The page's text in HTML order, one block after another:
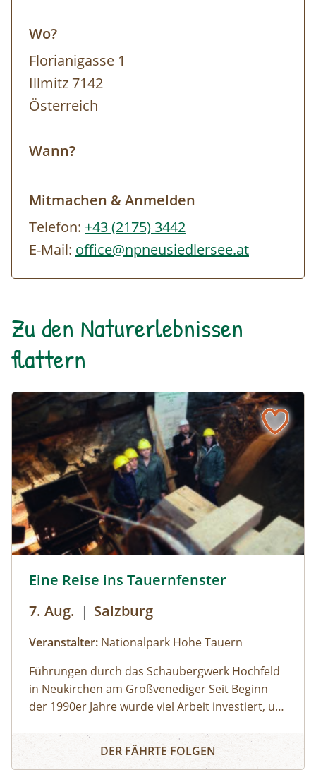
weiten Wegen sind sie Weltenbürger im
besten Sinne, können so aber auch
Krankheiten um die Welt tragen, wie jüngst
die Vogelgrippe. Insofern brauchen sie
Vortrag beleuchtet ihre Biologie und
Wo?
Florianigasse 1
Illmitz 7142
Österreich
Wann?
Mitmachen & Anmelden
Telefon: +43 (2175) 3442
E-Mail: office@npneusiedlersee.at
Zu den Naturerlebnissen
flattern
Eine Reise ins Tauernfenster
7. Aug. | Salzburg
Veranstalter: Nationalpark Hohe Tauern
Führungen durch das Schaubergwerk Hochfeld
in Neukirchen am Großvenediger Seit Beginn
der 1990er Jahre wurde viel Arbeit investiert, um
umzubauen. Die Attraktion unter Tage bietet
spannende Einblicke in die alpine Geologie und
Eine Reise ins Tauernfenster
DER FÄHRTE FOLGEN